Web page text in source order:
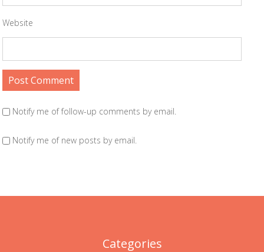
Website
Notify me of follow-up comments by email.
Notify me of new posts by email.
Categories